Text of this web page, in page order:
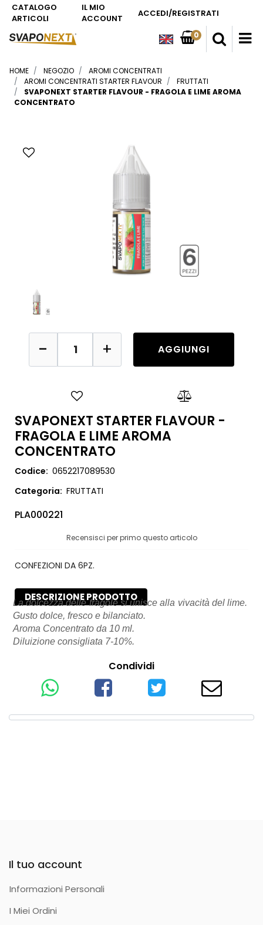
CATALOGO
ARTICOLI
IL MIO
ACCOUNT
ACCEDI/REGISTRATI
0
HOME NEGOZIO
AROMI CONCENTRATI
AROMI CONCENTRATI STARTER FLAVOUR
FRUTTATI
SVAPONEXT STARTER FLAVOUR - FRAGOLA E LIME AROMA
CONCENTRATO
Quantità
AGGIUNGI
SVAPONEXT STARTER FLAVOUR -
FRAGOLA E LIME AROMA
CONCENTRATO
Codice: 0652217089530
Categoria: FRUTTATI
PLA000221
Recensisci per primo questo articolo
CONFEZIONI DA 6PZ.
DESCRIZIONE PRODOTTO
La dolcezza delle fragole si unisce alla vivacità del lime.
Gusto dolce, fresco e bilanciato.
Aroma Concentrato da 10 ml.
Diluizione consigliata 7-10%.
Condividi
Il tuo account
Informazioni Personali
I Miei Ordini